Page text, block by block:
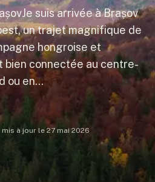
suis arrivée à Brașov
un trajet magnifique de
hongroise et
bien connectée au centre-
ou en…
mis à jour le 27 mai 2026